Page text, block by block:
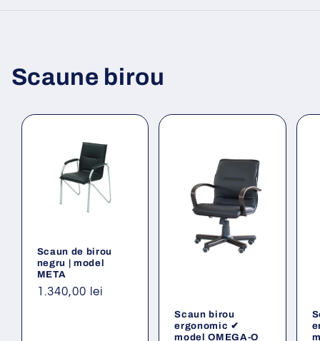
Scaune birou
Scaun de birou
negru | model
META
Preț
1.340,00 lei
Scaun birou
ergonomic ✔
model OMEGA-O